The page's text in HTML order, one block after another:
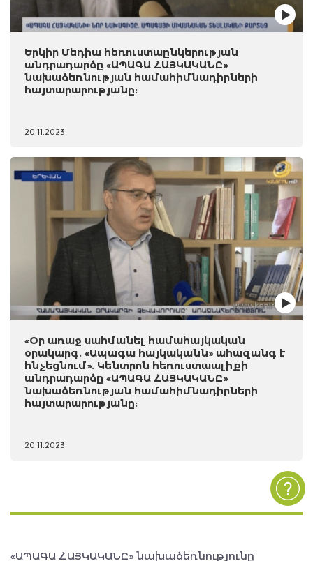
Երկիր Մեդիա հեռուստաընկերության
անդրադարձը «ԱՊԱԳԱ ՀԱՅԿԱԿԱՆԸ»
նախաձեռնության համահիմնադիրների
հայտարարությանը:
20.11.2023
«Օր առաջ սահմանել համահայկական
օրակարգ. «Ապագա հայկականն» ահազանգ է
հնչեցնում». Կենտրոն հեռուստաալիքի
անդրադարձը «ԱՊԱԳԱ ՀԱՅԿԱԿԱՆԸ»
նախաձեռնության համահիմնադիրների
հայտարարությանը:
20.11.2023
«ԱՊԱԳԱ ՀԱՅԿԱԿԱՆԸ» նախաձեռնությունը